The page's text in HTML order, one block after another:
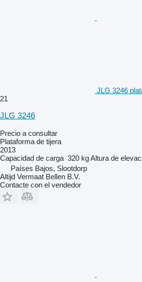
JLG 3246
21
JLG 3246
Precio a consultar
Plataforma de tijera
2013
Capacidad de carga 320 kgAltura de
Países Bajos, Slootdorp
Altijd Vermaat Bellen B.V.
Contacte con el vendedor